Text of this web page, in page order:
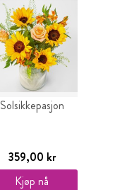
Solsikkepasjon
359,00 kr
Kjøp nå